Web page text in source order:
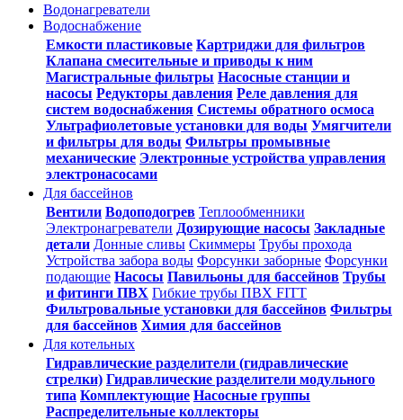
Водонагреватели
Водоснабжение
Емкости пластиковые Картриджи для фильтров
Клапана смесительные и приводы к ним
Магистральные фильтры Насосные станции и
насосы Редукторы давления Реле давления для
систем водоснабжения Системы обратного осмоса
Ультрафиолетовые установки для воды Умягчители
и фильтры для воды Фильтры промывные
механические Электронные устройства управления
электронасосами
Для бассейнов
Вентили Водоподогрев Теплообменники
Электронагреватели Дозирующие насосы Закладные
детали Донные сливы Скиммеры Трубы прохода
Устройства забора воды Форсунки заборные Форсунки
подающие Насосы Павильоны для бассейнов Трубы
и фитинги ПВХ Гибкие трубы ПВХ FITT
Фильтровальные установки для бассейнов Фильтры
для бассейнов Химия для бассейнов
Для котельных
Гидравлические разделители (гидравлические
стрелки) Гидравлические разделители модульного
типа Комплектующие Насосные группы
Распределительные коллекторы